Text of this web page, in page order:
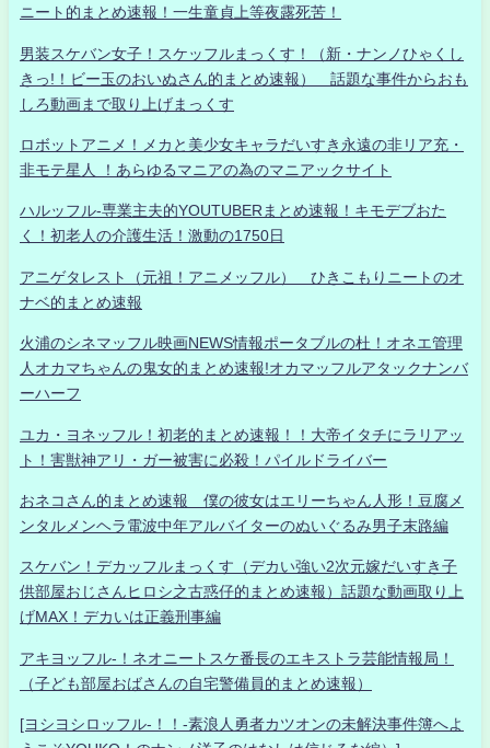
ニート的まとめ速報！一生童貞上等夜露死苦！
男装スケバン女子！スケッフルまっくす！（新・ナンノひゃくし
きっ!！ビー玉のおいぬさん的まとめ速報） 話題な事件からおも
しろ動画まで取り上げまっくす
ロボットアニメ！メカと美少女キャラだいすき永遠の非リア充・
非モテ星人 ！あらゆるマニアの為のマニアックサイト
ハルッフル-専業主夫的YOUTUBERまとめ速報！キモデブおた
く！初老人の介護生活！激動の1750日
アニゲタレスト（元祖！アニメッフル） ひきこもりニートのオ
ナベ的まとめ速報
火浦のシネマッフル映画NEWS情報ポータブルの杜！オネエ管理
人オカマちゃんの鬼女的まとめ速報!オカマッフルアタックナンバ
ーハーフ
ユカ・ヨネッフル！初老的まとめ速報！！大帝イタチにラリアッ
ト！害獣神アリ・ガー被害に必殺！パイルドライバー
おネコさん的まとめ速報 僕の彼女はエリーちゃん人形！豆腐メ
ンタルメンヘラ電波中年アルバイターのぬいぐるみ男子末路編
スケバン！デカッフルまっくす（デカい強い2次元嫁だいすき子
供部屋おじさんヒロシ之古惑仔的まとめ速報）話題な動画取り上
げMAX！デカいは正義刑事編
アキヨッフル-！ネオニートスケ番長のエキストラ芸能情報局！
（子ども部屋おばさんの自宅警備員的まとめ速報）
[ヨシヨシロッフル-！！-素浪人勇者カツオンの未解決事件簿へよ